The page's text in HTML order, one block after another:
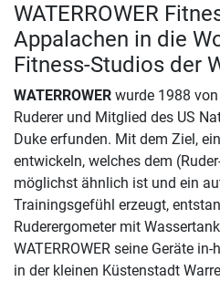
WATERROWER
Appalachen in die
Fitness-Studios der
WATERROWER wurde 1988
Ruderer und Mitglied des US
Duke erfunden. Mit dem Ziel, ein
entwickeln, welches dem
möglichst ähnlich ist und ein
Trainingsgefühl erzeugt,
Ruderergometer mit
WATERROWER seine Geräte
in der kleinen Küstenstadt